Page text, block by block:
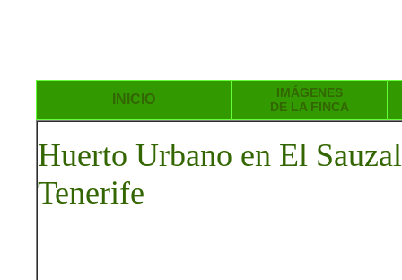
INICIO
IMÁGENES
DE LA FINCA
Huerto Urbano en El
Tenerife